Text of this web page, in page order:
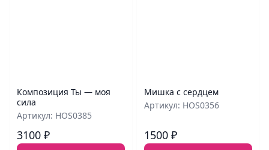
Композиция Ты — моя
сила
Артикул: HOS0385
3100 ₽
Мишка с сердцем
Артикул: HOS0356
1500 ₽